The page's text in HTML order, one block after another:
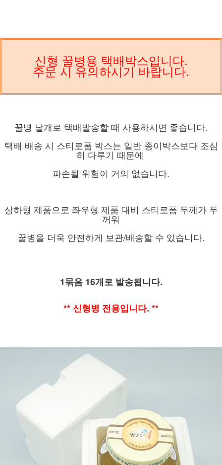
신형 꿀병용 택배박스입니다.
주문 시 유의하시기 바랍니다.
꿀병 낱개로 택배발송할 때 사용하시면 좋습니다.
택배 배송 시 스티로폼 박스는 일반 종이박스보다 조심
히 다루기 때문에
파손될 위험이 거의 없습니다.
상하형 제품으로 좌우형 제품 대비 스티로폼 두께가 두
꺼워
꿀병을 더욱 안전하게 보관/배송할 수 있습니다.
1묶음 16개로 발송됩니다.
** 신형병 전용입니다. **